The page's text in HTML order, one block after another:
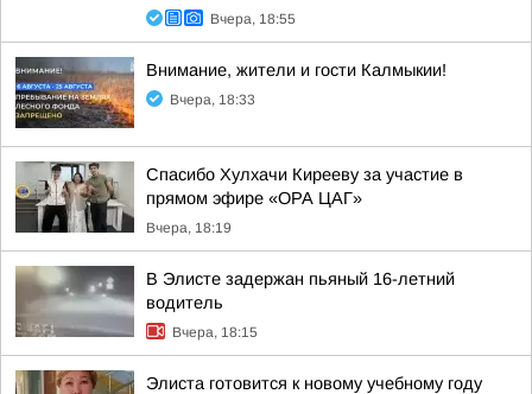
Вчера, 18:55
Внимание, жители и гости Калмыкии!
Вчера, 18:33
Спасибо Хулхачи Кирееву за участие в
прямом эфире «ОРА ЦАГ»
Вчера, 18:19
В Элисте задержан пьяный 16-летний
водитель
Вчера, 18:15
Элиста готовится к новому учебному году